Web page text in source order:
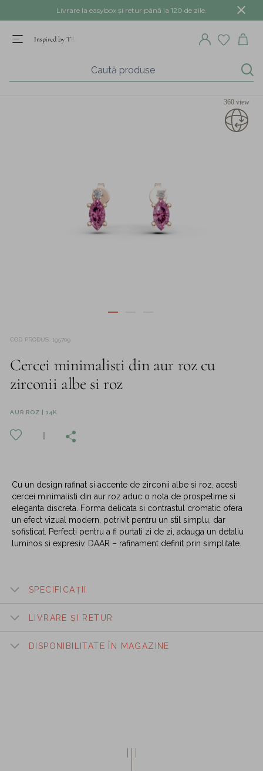
Livrare la easybox și retur până la 120 de zile.
360 view
COD PRODUS 195709
Cercei minimalisti din aur roz cu
zirconii albe si roz
AUR ROZ | 14K
Cu un design rafinat si accente de zirconii albe si roz, acesti
cercei minimalisti din aur roz aduc o nota de prospetime si
eleganta discreta. Forma delicata si contrastul cromatic ofera
un efect vizual modern, potrivit pentru un stil simplu, dar
sofisticat. Perfecti pentru a fi purtati zi de zi, adauga un detaliu
luminos si expresiv. DAAR – rafinament definit prin simplitate.
SPECIFICAȚII
LIVRARE ȘI RETUR
DISPONIBILITATE ÎN MAGAZINE